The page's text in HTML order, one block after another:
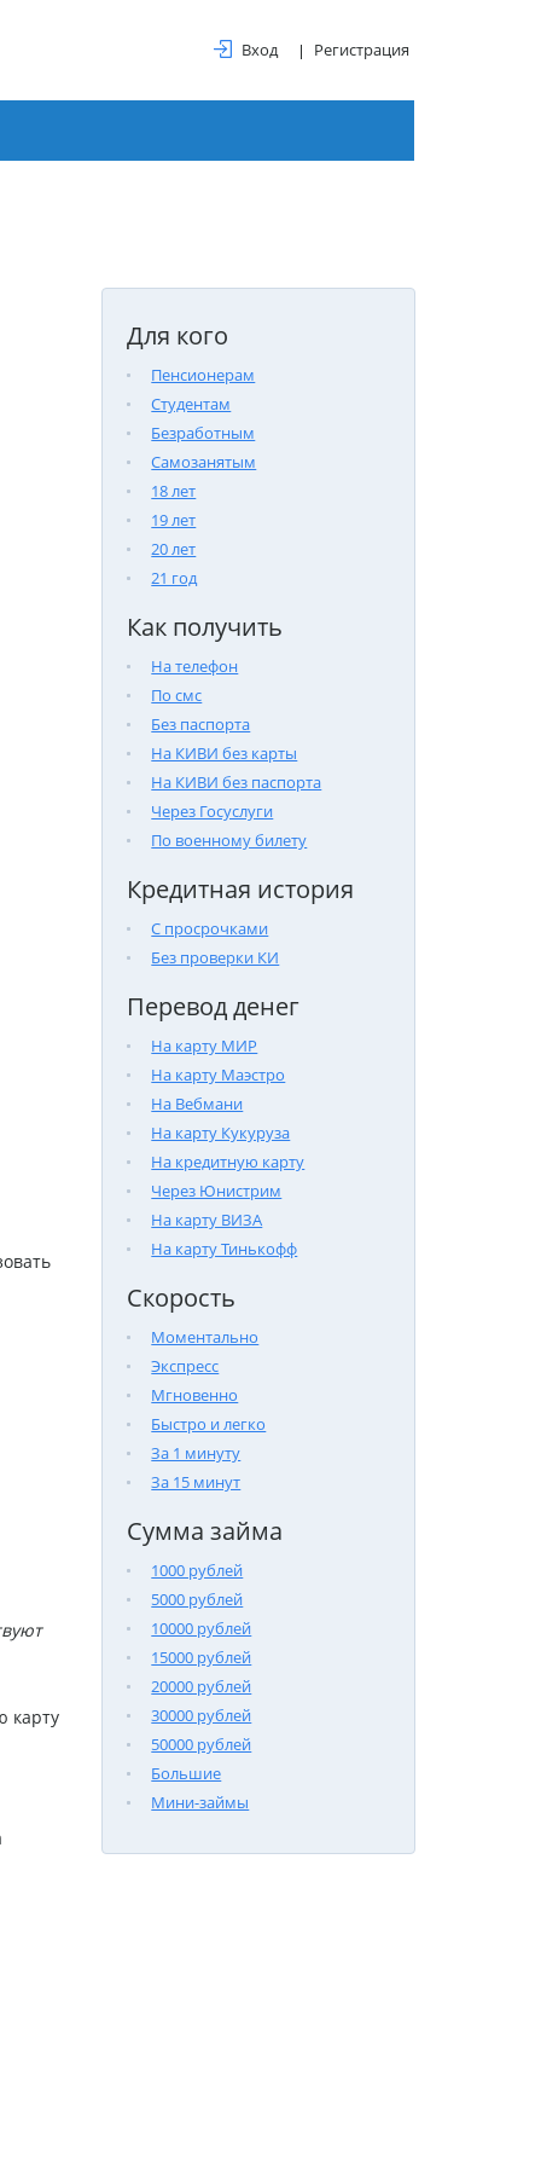
Вход Регистрация
Для кого
Пенсионерам
Студентам
Безработным
Самозанятым
18 лет
19 лет
20 лет
21 год
Как получить
На телефон
По смс
Без паспорта
На КИВИ без карты
На КИВИ без паспорта
Через Госуслуги
По военному билету
Кредитная история
С просрочками
Без проверки КИ
Перевод денег
На карту МИР
На карту Маэстро
На Вебмани
На карту Кукуруза
На кредитную карту
Через Юнистрим
На карту ВИЗА
На карту Тинькофф
Скорость
Моментально
Экспресс
Мгновенно
Быстро и легко
За 1 минуту
За 15 минут
Сумма займа
1000 рублей
5000 рублей
10000 рублей
15000 рублей
20000 рублей
30000 рублей
50000 рублей
Большие
Мини-займы
карту